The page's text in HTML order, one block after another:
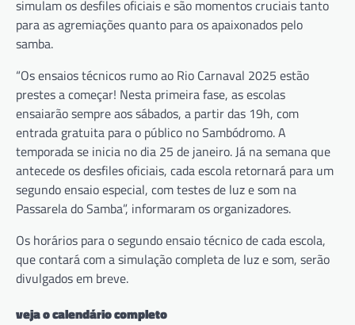
simulam os desfiles oficiais e são momentos cruciais tanto
para as agremiações quanto para os apaixonados pelo
samba.
“Os ensaios técnicos rumo ao Rio Carnaval 2025 estão
prestes a começar! Nesta primeira fase, as escolas
ensaiarão sempre aos sábados, a partir das 19h, com
entrada gratuita para o público no Sambódromo. A
temporada se inicia no dia 25 de janeiro. Já na semana que
antecede os desfiles oficiais, cada escola retornará para um
segundo ensaio especial, com testes de luz e som na
Passarela do Samba”, informaram os organizadores.
Os horários para o segundo ensaio técnico de cada escola,
que contará com a simulação completa de luz e som, serão
divulgados em breve.
veja o calendário completo